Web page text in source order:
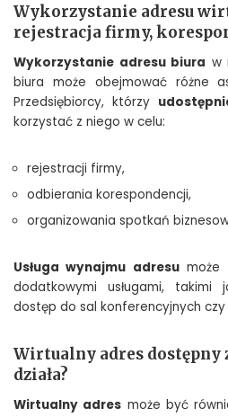
Wykorzystanie adresu
rejestracja firmy,
Wykorzystanie adresu biura w
biura może obejmować różne
Przedsiębiorcy, którzy
korzystać z niego w celu:
rejestracji firmy,
odbierania korespondencji,
organizowania spotkań
Usługa wynajmu adresumoże
dodatkowymi usługami, takimi
dostęp do sal konferencyjnych czy
Wirtualny adres dostępny
działa?
Wirtualny adres może być